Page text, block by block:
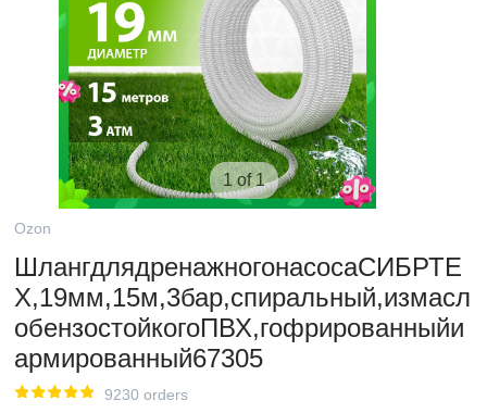
1 of 1
Ozon
ШлангдлядренажногонасосаСИБРТЕ
Х,19мм,15м,3бар,спиральный,измасл
обензостойкогоПВХ,гофрированныйи
армированный67305
9230 orders